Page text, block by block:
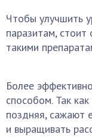
Чтобы улучшить
паразитам,
такими
Более
способом. Так
поздняя, сажают
и выращивать